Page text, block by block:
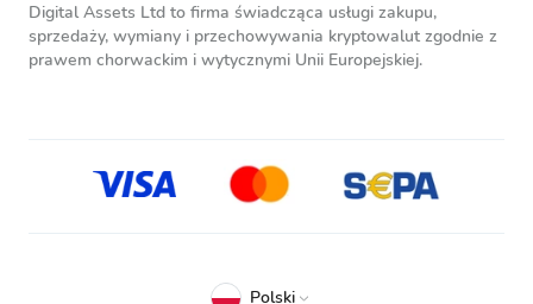
Digital Assets Ltd to firma świadcząca usługi zakupu,
sprzedaży, wymiany i przechowywania kryptowalut zgodnie z
prawem chorwackim i wytycznymi Unii Europejskiej.
Polski